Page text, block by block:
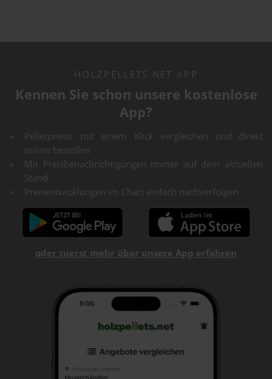
HOLZPELLETS.NET APP
Kennen Sie schon unsere kostenlose
App?
Pelletpreise mit einem Klick vergleichen und direkt
online bestellen
Mit Preisbenachrichtigungen immer auf dem aktuellen
Stand
Preisentwicklungen im Chart einfach nachverfolgen
oder zuerst mehr über unsere App erfahren